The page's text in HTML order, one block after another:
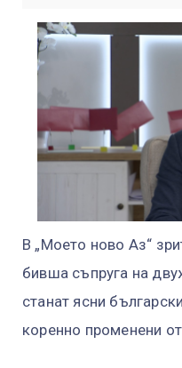
В „Моето ново Аз“
бивша съпруга на
станат ясни
коренно променени